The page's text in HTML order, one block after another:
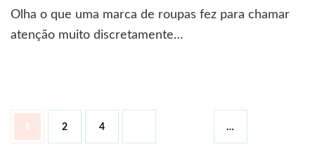
vitrine
Olha o que uma marca de roupas fez para chamar
atenção muito discretamente…
Paginação
de
Página
1 Página
2 …
Página
4